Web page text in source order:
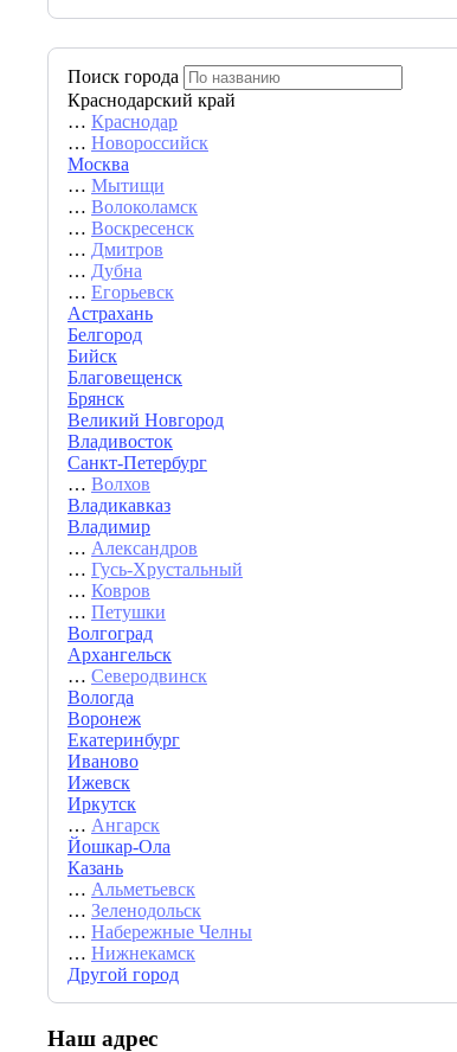
Поиск города
Краснодарский край
… Краснодар
… Новороссийск
Москва
… Мытищи
… Волоколамск
… Воскресенск
… Дмитров
… Дубна
… Егорьевск
Астрахань
Белгород
Бийск
Благовещенск
Брянск
Великий Новгород
Владивосток
Санкт-Петербург
… Волхов
Владикавказ
Владимир
… Александров
… Гусь-Хрустальный
… Ковров
… Петушки
Волгоград
Архангельск
… Северодвинск
Вологда
Воронеж
Екатеринбург
Иваново
Ижевск
Иркутск
… Ангарск
Йошкар-Ола
Казань
… Альметьевск
… Зеленодольск
… Набережные Челны
… Нижнекамск
Другой город
Наш адрес